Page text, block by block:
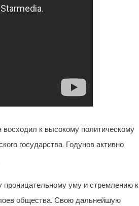
к высокому политическому
государства. Годунов активно
проницательному уму и стремлению к
общества. Свою дальнейшую